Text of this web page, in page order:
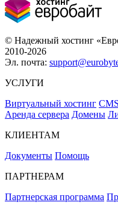
© Надежный хостинг
2010-2026
Эл. почта:
УСЛУГИ
Виртуальный хостинг
Аренда сервера Домены
КЛИЕНТАМ
Документы Помощь
ПАРТНЕРАМ
Партнерская программа